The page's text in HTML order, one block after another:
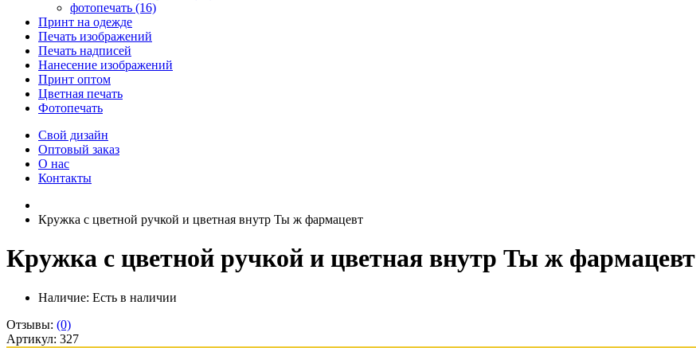
фотопечать (16)
Принт на одежде
Печать изображений
Печать надписей
Нанесение изображений
Принт оптом
Цветная печать
Фотопечать
Свой дизайн
Оптовый заказ
О нас
Контакты
Кружка с цветной ручкой и цветная внутр Ты ж фармацевт
Кружка с цветной ручкой и цветная внутр Ты ж фармацевт
Наличие: Есть в наличии
Отзывы: (0)
Артикул: 327